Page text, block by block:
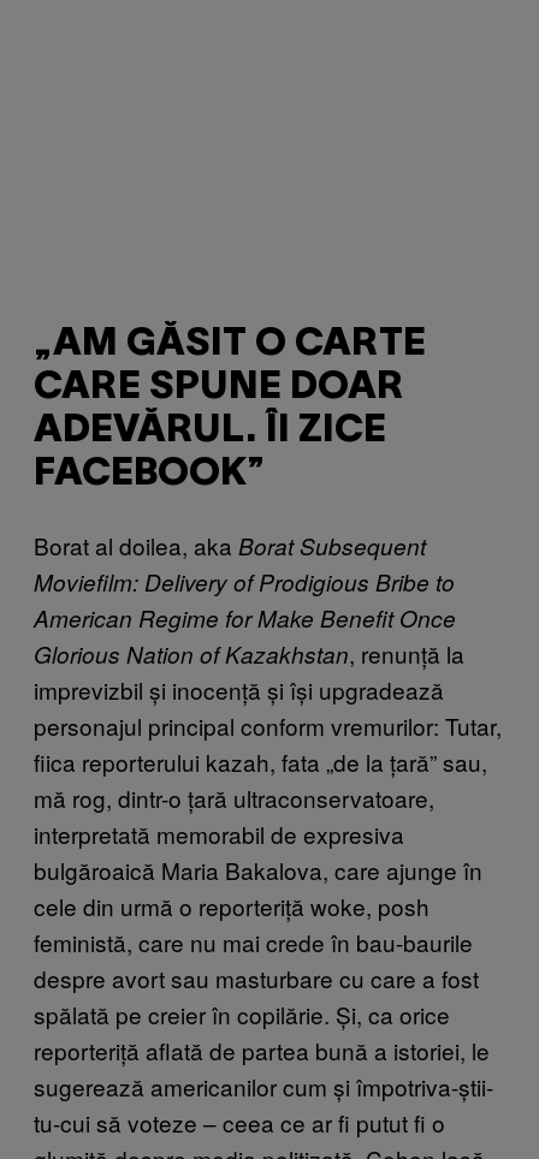
„AM GĂSIT O CARTE
CARE SPUNE DOAR
ADEVĂRUL. ÎI ZICE
FACEBOOK”
Borat al doilea, aka Borat Subsequent
Moviefilm: Delivery of Prodigious Bribe to
American Regime for Make Benefit Once
Glorious Nation of Kazakhstan, renunță la
imprevizbil și inocență și își upgradează
personajul principal conform vremurilor: Tutar,
fiica reporterului kazah, fata „de la țară” sau,
mă rog, dintr-o țară ultraconservatoare,
interpretată memorabil de expresiva
bulgăroaică Maria Bakalova, care ajunge în
cele din urmă o reporteriță woke, posh
feministă, care nu mai crede în bau-baurile
despre avort sau masturbare cu care a fost
spălată pe creier în copilărie. Și, ca orice
reporteriță aflată de partea bună a istoriei, le
sugerează americanilor cum și împotriva-știi-
tu-cui să voteze – ceea ce ar fi putut fi o